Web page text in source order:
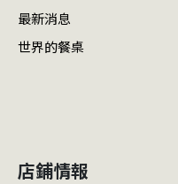
最新消息
世界的餐桌
店鋪情報